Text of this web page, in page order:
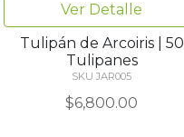
Ver Detalle
Tulipán de Arcoiris | 50
Tulipanes
SKU JAR005
$6,800.00